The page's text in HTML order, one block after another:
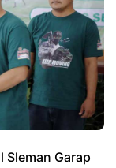
Sleman Garap